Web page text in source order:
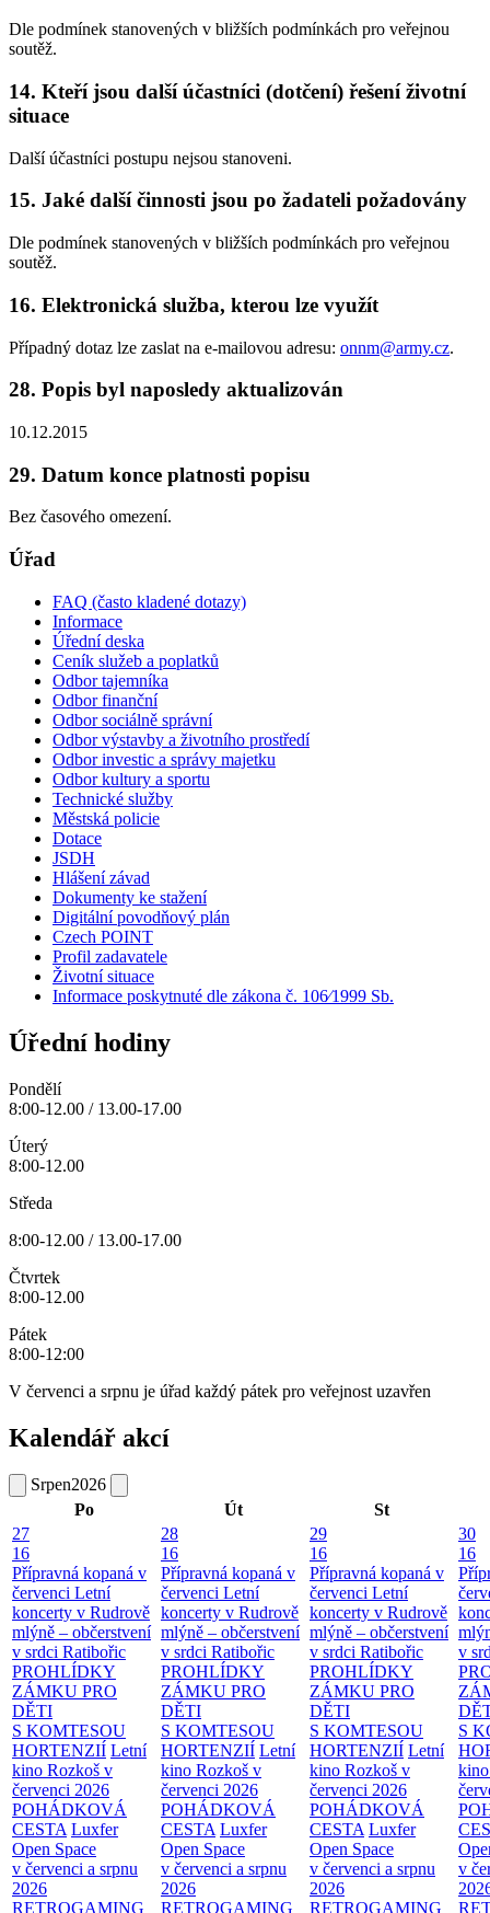
Dle podmínek stanovených v bližších podmínkách pro veřejnou
soutěž.
14. Kteří jsou další účastníci (dotčení) řešení životní
situace
Další účastníci postupu nejsou stanoveni.
15. Jaké další činnosti jsou po žadateli požadovány
Dle podmínek stanovených v bližších podmínkách pro veřejnou
soutěž.
16. Elektronická služba, kterou lze využít
Případný dotaz lze zaslat na e-mailovou adresu: onnm@army.cz.
28. Popis byl naposledy aktualizován
10.12.2015
29. Datum konce platnosti popisu
Bez časového omezení.
Úřad
FAQ (často kladené dotazy)
Informace
Úřední deska
Ceník služeb a poplatků
Odbor tajemníka
Odbor finanční
Odbor sociálně správní
Odbor výstavby a životního prostředí
Odbor investic a správy majetku
Odbor kultury a sportu
Technické služby
Městská policie
Dotace
JSDH
Hlášení závad
Dokumenty ke stažení
Digitální povodňový plán
Czech POINT
Profil zadavatele
Životní situace
Informace poskytnuté dle zákona č. 106⁄1999 Sb.
Úřední hodiny
Pondělí
8:00-12.00 / 13.00-17.00
Úterý
8:00-12.00
Středa
8:00-12.00 / 13.00-17.00
Čtvrtek
8:00-12.00
Pátek
8:00-12:00
V červenci a srpnu je úřad každý pátek pro veřejnost uzavřen
Kalendář akcí
Srpen2026
Po
Út
St
27
16
Přípravná kopaná v
červenci Letní
koncerty v Rudrově
mlýně – občerstvení
v srdci Ratibořic
PROHLÍDKY
ZÁMKU PRO
DĚTI
S KOMTESOU
HORTENZIÍ Letní
kino Rozkoš v
červenci 2026
POHÁDKOVÁ
CESTA Luxfer
Open Space
v červenci a srpnu
2026
RETROGAMING
28
16
Přípravná kopaná v
červenci Letní
koncerty v Rudrově
mlýně – občerstvení
v srdci Ratibořic
PROHLÍDKY
ZÁMKU PRO
DĚTI
S KOMTESOU
HORTENZIÍ Letní
kino Rozkoš v
červenci 2026
POHÁDKOVÁ
CESTA Luxfer
Open Space
v červenci a srpnu
2026
RETROGAMING
29
16
Přípravná kopaná v
červenci Letní
koncerty v Rudrově
mlýně – občerstvení
v srdci Ratibořic
PROHLÍDKY
ZÁMKU PRO
DĚTI
S KOMTESOU
HORTENZIÍ Letní
kino Rozkoš v
červenci 2026
POHÁDKOVÁ
CESTA Luxfer
Open Space
v červenci a srpnu
2026
RETROGAMING
30
16
v
S
v